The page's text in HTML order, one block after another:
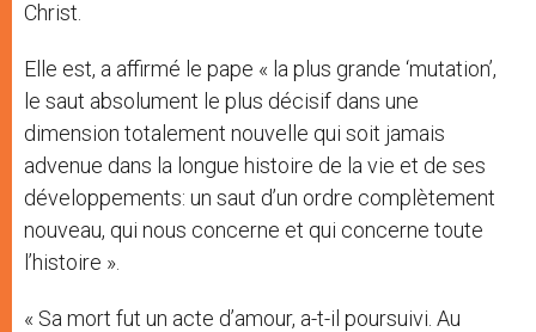
Christ.
Elle est, a affirmé le pape « la plus grande ‘mutation’,
le saut absolument le plus décisif dans une
dimension totalement nouvelle qui soit jamais
advenue dans la longue histoire de la vie et de ses
développements: un saut d’un ordre complètement
nouveau, qui nous concerne et qui concerne toute
l’histoire ».
« Sa mort fut un acte d’amour, a-t-il poursuivi. Au